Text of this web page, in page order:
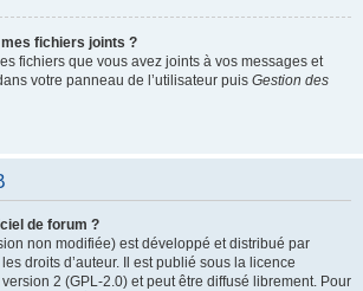
fichiers joints ?
fichiers que vous avez joints à vos messages et
votre panneau de l’utilisateur puis Gestion des
de forum ?
non modifiée) est développé et distribué par
droits d’auteur. Il est publié sous la licence
2 (GPL-2.0) et peut être diffusé librement. Pour